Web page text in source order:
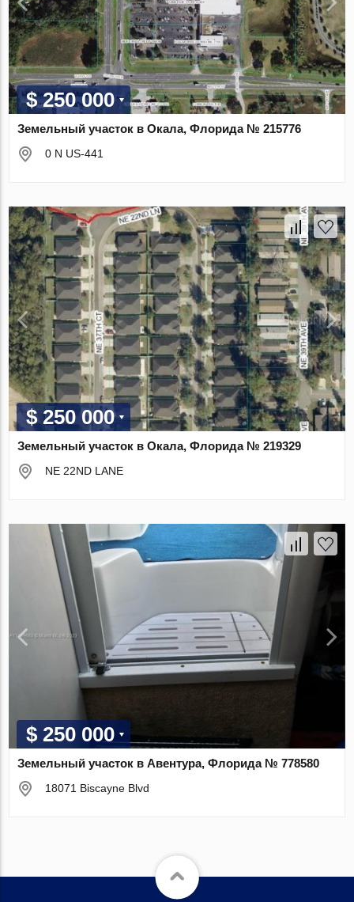
$ 250 000
Земельный участок в Окала, Флорида № 215776
0 N US-441
$ 250 000
Земельный участок в Окала, Флорида № 219329
NE 22ND LANE
$ 250 000
Земельный участок в Авентура, Флорида № 778580
18071 Biscayne Blvd